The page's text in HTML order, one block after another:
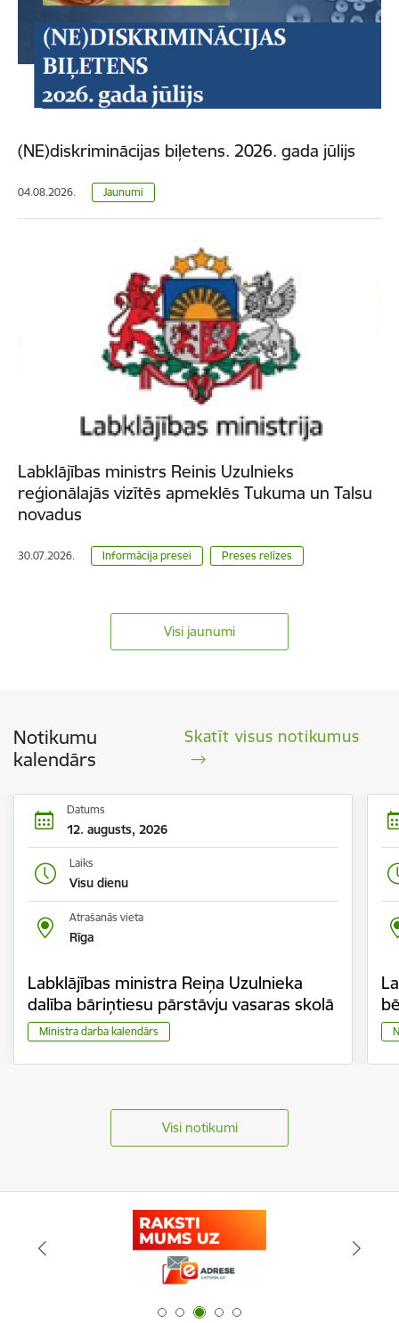
(NE)diskriminācijas biļetens. 2026. gada jūlijs
04.08.2026. Jaunumi
Labklājības ministrs Reinis Uzulnieks
reģionālajās vizītēs apmeklēs Tukuma un Talsu
novadus
30.07.2026. Informācija presei Preses relīzes
Visi jaunumi
Notikumu
kalendārs
Skatīt visus notikumus
Datums
12. augusts, 2026
Laiks
Visu dienu
Atrašanās vieta
Rīga
Labklājības ministra Reiņa Uzulnieka
dalība bāriņtiesu pārstāvju vasaras skolā
Ministra darba kalendārs
Visi notikumi